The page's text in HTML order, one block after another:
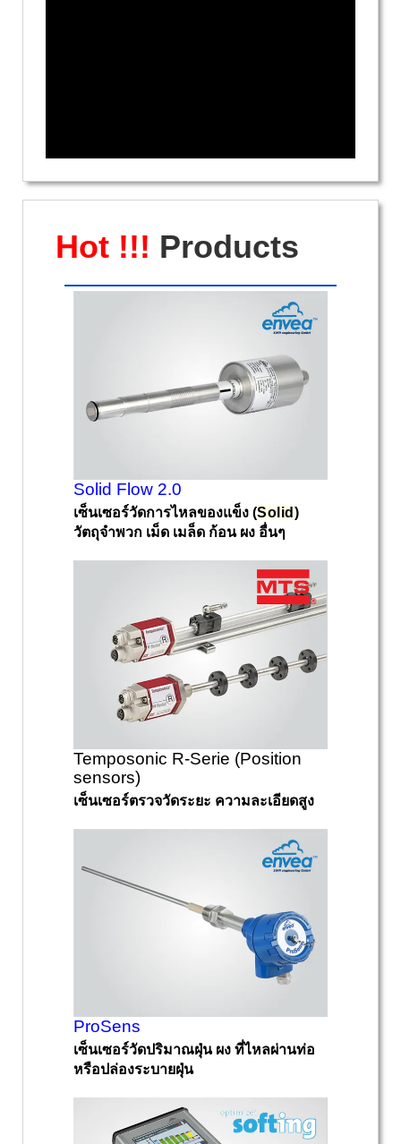
Hot !!! Products
Solid Flow 2.0
เซ็นเซอร์วัดการไหลของแข็ง (Solid )
วัตถุจำพวก เม็ด เมล็ด ก้อน ผง อื่นๆ
Temposonic R-Serie (Position
sensors)
เซ็นเซอร์ตรวจวัดระยะ ความละเอียดสูง
ProSens
เซ็นเซอร์วัดปริมาณฝุ่น ผง ที่ไหลผ่านท่อ
หรือปล่องระบายฝุ่น